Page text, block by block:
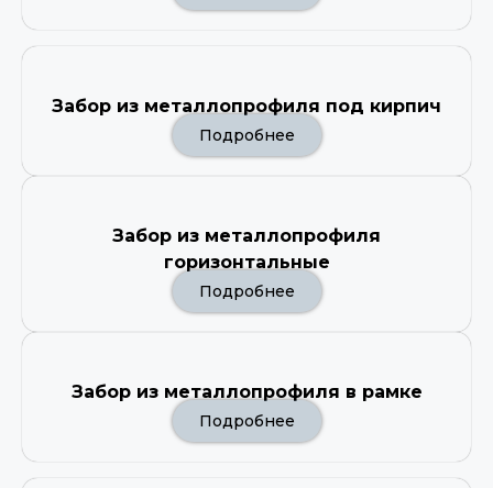
Забор из металлопрофиля под кирпич
Подробнее
Забор из металлопрофиля
горизонтальные
Подробнее
Забор из металлопрофиля в рамке
Подробнее